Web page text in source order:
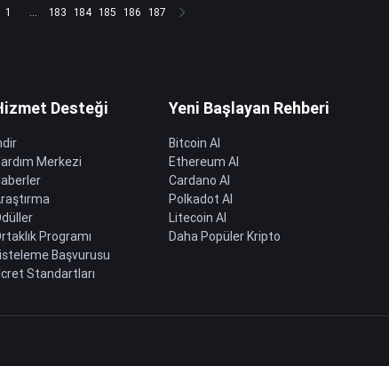
1 ... 183 184 185 186 187
Desteği
Merkezi
Programı
Başvurusu
Standartları
Yeni Başlayan Rehberi
Bitcoin Al
Ethereum Al
Cardano Al
Polkadot Al
Litecoin Al
Daha Popüler Kripto